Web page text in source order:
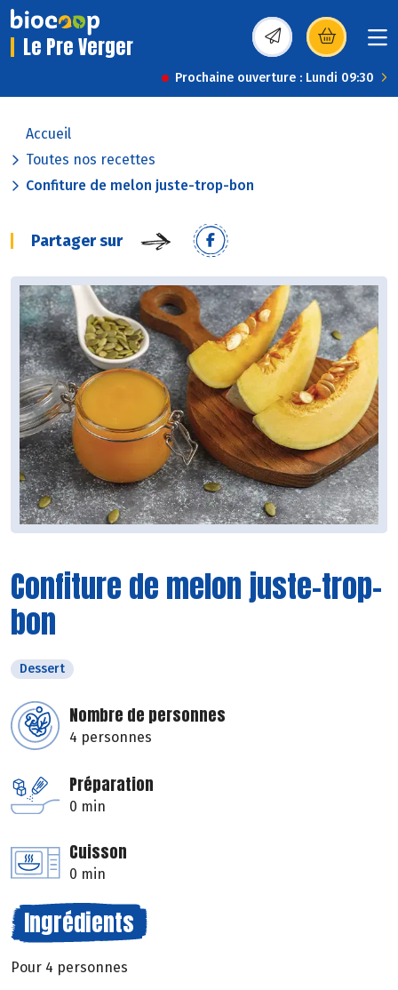
Le Pre Verger (s’ouvre dans une
Prochaine ouverture : Lundi 09:30
Accueil
Toutes nos recettes
Confiture de melon juste-trop-bon
Partager sur
Confiture de melon juste-trop-
bon
Dessert
Nombre de personnes
4 personnes
Préparation
0 min
Cuisson
0 min
Ingrédients
Pour 4 personnes